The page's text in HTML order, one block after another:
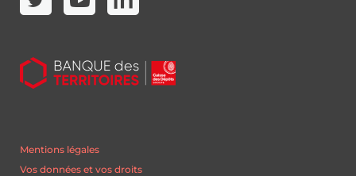
Mentions légales
Vos données et vos droits